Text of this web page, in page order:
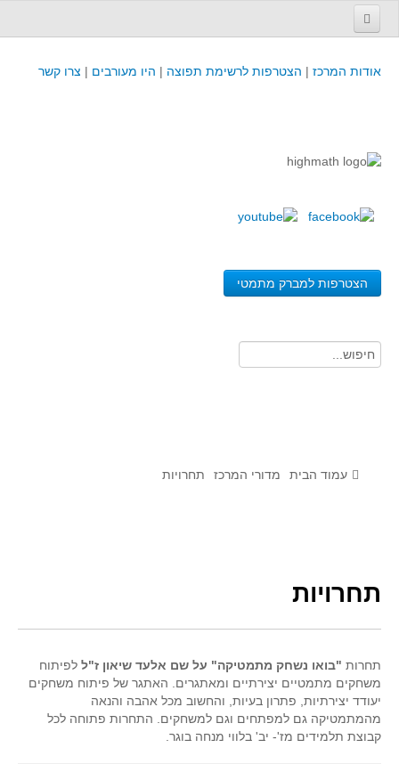
אודות המרכז | הצטרפות לרשימת תפוצה | היו מעורבים | צרו קשר
הצטרפות למברק מתמטי
קורסים והשתלמויות של מרכז המורים - כולל תוצרים
קורסים, כנסים והשתלמויות בארץ - מידע לשנה זו
משאבי הוראה ולמידה
לומדים בחט"ע
בית ספר יסודי
תוצרים מימי עיון וסדנאות - "קשר חם"
פיצוחים
אלגברה
אלגברה
עמוד הבית מדורי המרכז תחרויות
תחרויות
תחרות "בואו נשחק מתמטיקה" על שם אלעד שיאון ז"ל לפיתוח
משחקים מתמטיים יצירתיים ומאתגרים. האתגר של פיתוח משחקים
יעודד יצירתיות, פתרון בעיות, והחשוב מכל אהבה והנאה
מהמתמטיקה גם למפתחים וגם למשחקים. התחרות פתוחה לכל
קבוצת תלמידים מז'- יב' בלווי מנחה בוגר.